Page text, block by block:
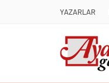
YAZARLAR